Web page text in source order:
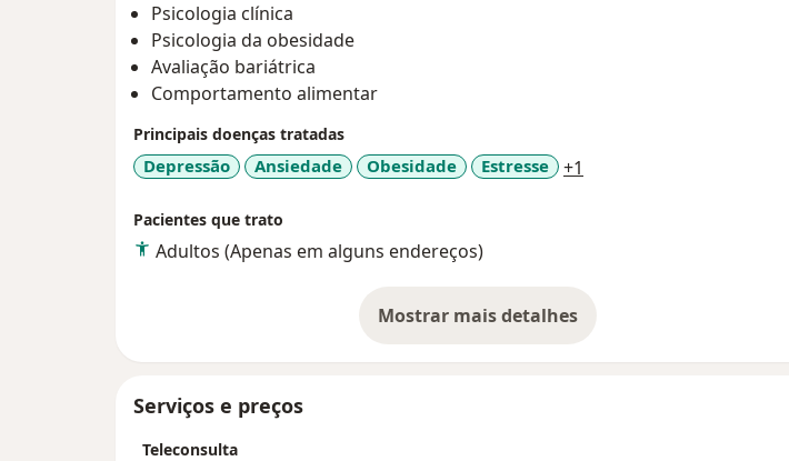
Psicologia clínica
Psicologia da obesidade
Avaliação bariátrica
Comportamento alimentar
Principais doenças tratadas
Depressão Ansiedade Obesidade Estresse +1
Pacientes que trato
Adultos (Apenas em alguns endereços)
Mostrar mais detalhes
sobre a experiência
Serviços e preços
Teleconsulta